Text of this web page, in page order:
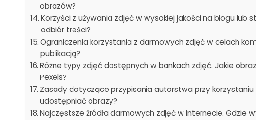
obrazów?
Korzyści z używania zdjęć w wysokiej jakości na blogu lub
odbiór treści?
Ograniczenia korzystania z darmowych zdjęć w celach
publikacją?
Różne typy zdjęć dostępnych w bankach zdjęć. Jakie
Pexels?
Zasady dotyczące przypisania autorstwa przy
udostępniać obrazy?
Najczęstsze źródła darmowych zdjęć w Internecie. Gdzie